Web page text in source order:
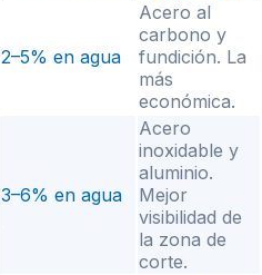
2–5% en agua
Acero al
carbono y
fundición. La
más
económica.
3–6% en agua
Acero
inoxidable y
aluminio.
Mejor
visibilidad de
la zona de
corte.